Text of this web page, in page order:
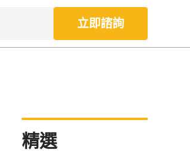
立即諮詢
精選